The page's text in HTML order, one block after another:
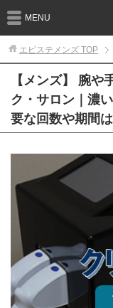
MENU
エピステメンズ TOP
【メンズ】 腕や
ク・サロン｜濃
要な回数や期間は